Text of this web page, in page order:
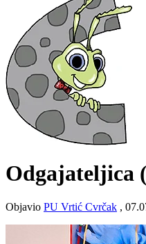
Odgajateljica
Objavio PU Vrtić Cvrčak ,